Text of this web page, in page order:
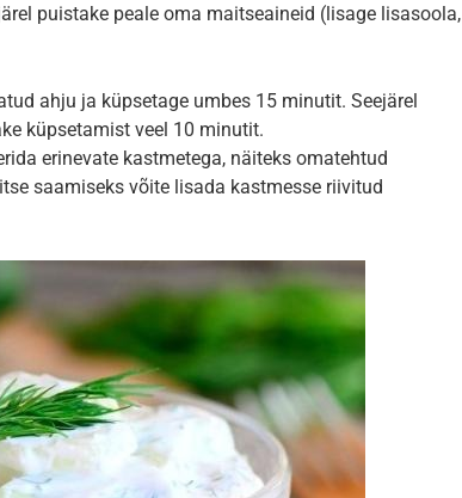
puistake peale oma maitseaineid (lisage lisasoola,
ahju ja küpsetage umbes 15 minutit. Seejärel
küpsetamist veel 10 minutit.
erinevate kastmetega, näiteks omatehtud
saamiseks võite lisada kastmesse riivitud